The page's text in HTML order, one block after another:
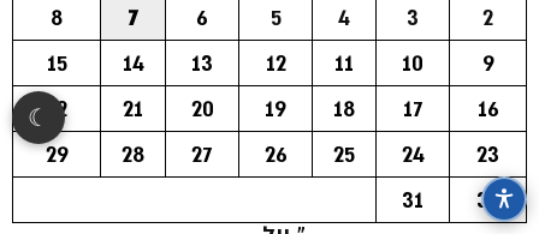
2
3
4
5
6
7
8
9
10
11
12
13
14
15
16
17
18
19
20
21
22
23
24
25
26
27
28
29
30
31
☾